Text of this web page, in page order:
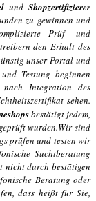
und Shopzertifizierer
zu gewinnen und
Prüf- und
den Erhalt des
unser Portal und
Testung beginnen
Integration des
sehen.
bestätigt jedem,
wurden.Wir sind
prüfen und testen wir
Suchtberatung
nicht durch bestätigen
Beratung oder
dass heißt für Sie,